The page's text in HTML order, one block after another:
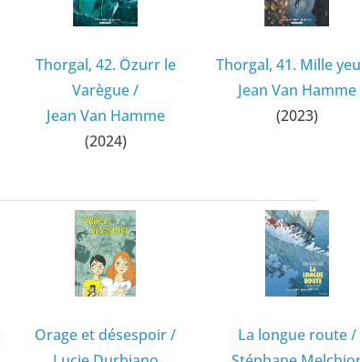
Thorgal, 42. Özurr le
Varègue/
Jean Van Hamme
(2024)
Thorgal, 41. Mille
Jean Van Hamme
(2023)
Orage et désespoir/
La longue route/